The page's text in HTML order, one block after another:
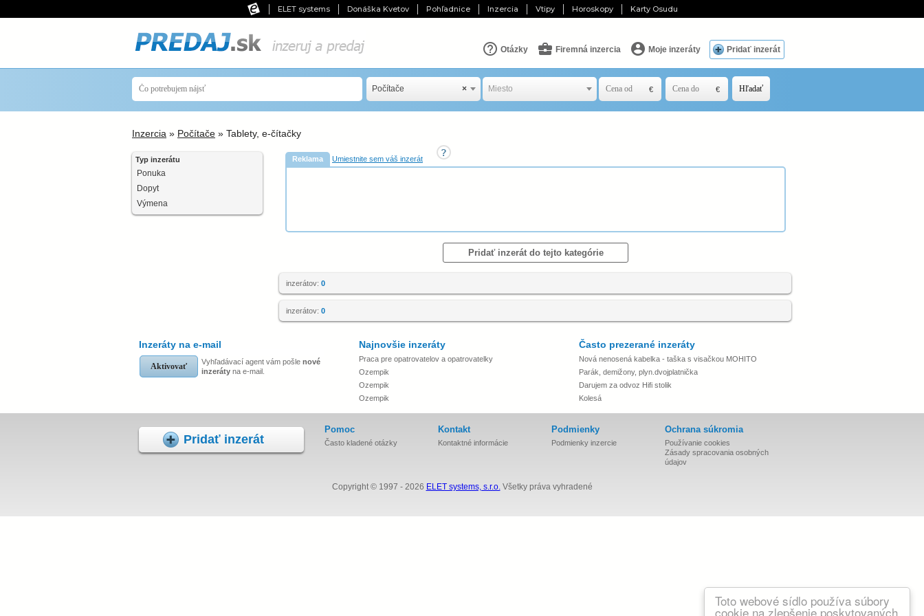
Toto webové sídlo používa súbory
cookie na zlepšenie poskytovaných
ELET systems Donáška Kvetov Pohľadnice Inzercia Vtipy Horoskopy Karty Osudu
Otázky Firemná inzercia Moje inzeráty Pridať inzerát
×
Počítače Miesto Hľadať
Inzercia » Počítače » Tablety, e-čítačky
Typ inzerátu
Ponuka
Dopyt
Výmena
Reklama Umiestnite sem váš inzerát
Pridať inzerát do tejto kategórie
inzerátov: 0
inzerátov: 0
Inzeráty na e-mail
Aktivovať Vyhľadávací agent vám pošle nové
inzeráty na e-mail.
Najnovšie inzeráty
Praca pre opatrovatelov a opatrovatelky
Ozempik
Ozempik
Ozempik
Často prezerané inzeráty
Nová nenosená kabelka - taška s visačkou MOHITO
Parák, demižony, plyn.dvojplatnička
Darujem za odvoz Hifi stolik
Kolesá
Pridať inzerát
Pomoc
Často kladené otázky
Kontakt
Kontaktné informácie
Podmienky
Podmienky inzercie
Ochrana súkromia
Používanie cookies
Zásady spracovania osobných
údajov
Copyright © 1997 - 2026 ELET systems, s.r.o.Všetky práva vyhradené